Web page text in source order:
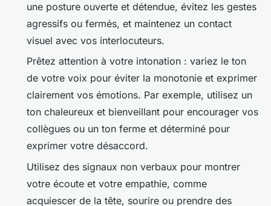
une posture ouverte et détendue, évitez les gestes
agressifs ou fermés, et maintenez un contact
visuel avec vos interlocuteurs.
Prêtez attention à votre intonation : variez le ton
de votre voix pour éviter la monotonie et exprimer
clairement vos émotions. Par exemple, utilisez un
ton chaleureux et bienveillant pour encourager vos
collègues ou un ton ferme et déterminé pour
exprimer votre désaccord.
Utilisez des signaux non verbaux pour montrer
votre écoute et votre empathie, comme
acquiescer de la tête, sourire ou prendre des